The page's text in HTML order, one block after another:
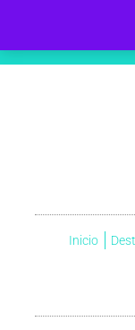
Inicio